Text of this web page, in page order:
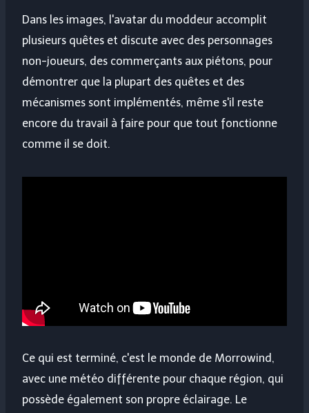
Dans les images, l'avatar du moddeur accomplit
plusieurs quêtes et discute avec des personnages
non-joueurs, des commerçants aux piétons, pour
démontrer que la plupart des quêtes et des
mécanismes sont implémentés, même s'il reste
encore du travail à faire pour que tout fonctionne
comme il se doit.
Ce qui est terminé, c'est le monde de Morrowind,
avec une météo différente pour chaque région, qui
possède également son propre éclairage. Le